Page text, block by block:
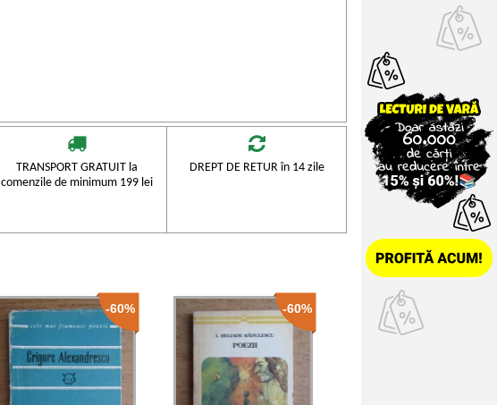
TRANSPORT GRATUIT la
comenzile de minimum 199 lei
DREPT DE RETUR în 14 zile
-60% -60%